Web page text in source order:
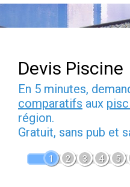
Devis Piscine
En 5 minutes,
comparatifs aux
région.
Gratuit, sans pub et
1 2 3 4 5